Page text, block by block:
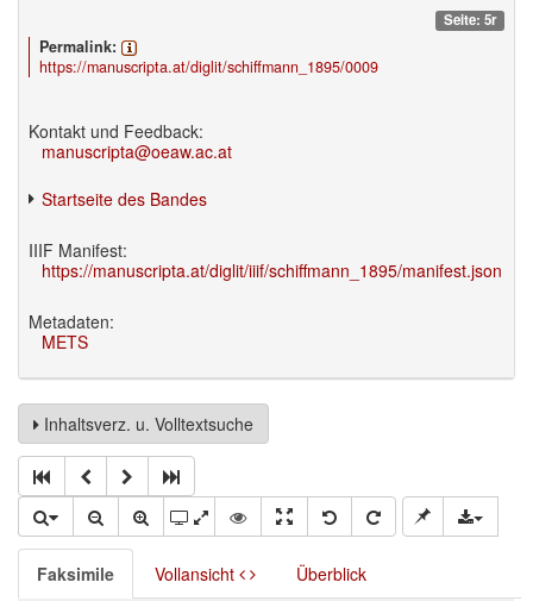
Seite: 5r
Permalink:
https://manuscripta.at/diglit/schiffmann_1895/0009
Kontakt und Feedback:
manuscripta@oeaw.ac.at
Startseite des Bandes
IIIF Manifest:
https://manuscripta.at/diglit/iiif/schiffmann_1895/manifest.json
Metadaten:
METS
Inhaltsverz. u. Volltextsuche
Faksimile Vollansicht Überblick